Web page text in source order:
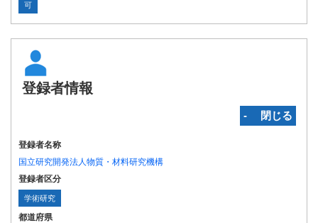
可
登録者情報
‐ 閉じる
登録者名称
国立研究開発法人物質・材料研究機構
登録者区分
学術研究
都道府県